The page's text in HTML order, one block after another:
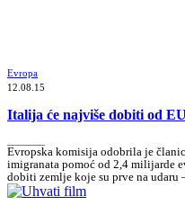
Evropa
12.08.15
Italija će najviše dobiti od
Evropska komisija odobrila je
imigranata pomoć od 2,4 milijarde
dobiti zemlje koje su prve na udaru